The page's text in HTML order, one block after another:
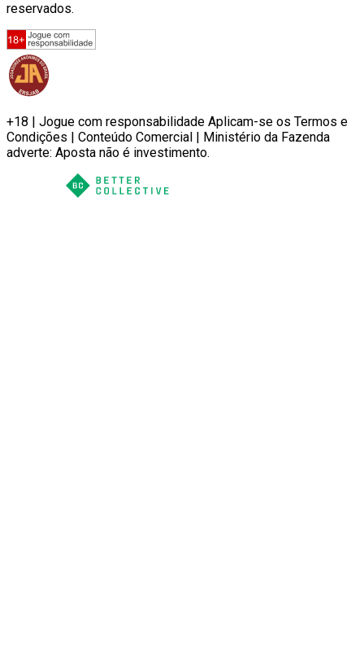
reservados.
+18 | Jogue com responsabilidade Aplicam-se os Termos e
Condições | Conteúdo Comercial | Ministério da Fazenda
adverte: Aposta não é investimento.